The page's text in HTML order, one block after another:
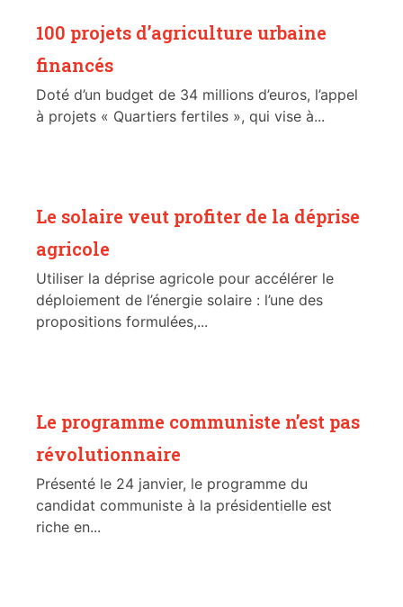
100 projets d’agriculture urbaine
financés
Doté d’un budget de 34 millions d’euros, l’appel
à projets « Quartiers fertiles », qui vise à...
Le solaire veut profiter de la déprise
agricole
Utiliser la déprise agricole pour accélérer le
déploiement de l’énergie solaire : l’une des
propositions formulées,...
Le programme communiste n’est pas
révolutionnaire
Présenté le 24 janvier, le programme du
candidat communiste à la présidentielle est
riche en...